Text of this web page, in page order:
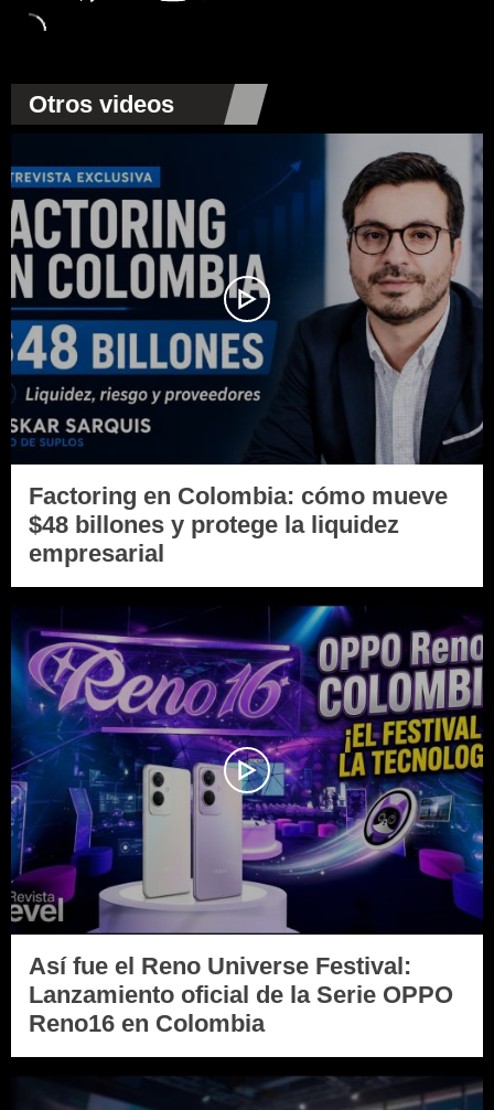
Otros videos
Factoring en Colombia: cómo mueve
$48 billones y protege la liquidez
empresarial
Así fue el Reno Universe Festival:
Lanzamiento oficial de la Serie OPPO
Reno16 en Colombia